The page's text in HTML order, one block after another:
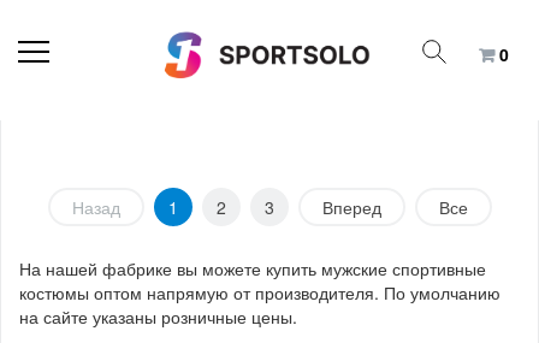
0
Назад 1 2 3 Вперед Все
На нашей фабрике вы можете купить мужские спортивные
костюмы оптом напрямую от производителя. По умолчанию
на сайте указаны розничные цены.